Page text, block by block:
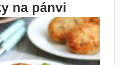
na pánvi